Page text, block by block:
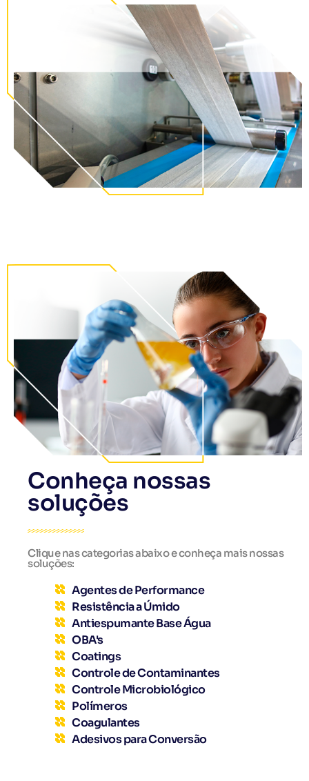
Conheça nossas
soluções
Clique nas categorias abaixo e conheça mais nossas
soluções:
Agentes de Performance
Resistência a Úmido
Antiespumante Base Água
OBA's
Coatings
Controle de Contaminantes
Controle Microbiológico
Polímeros
Coagulantes
Adesivos para Conversão